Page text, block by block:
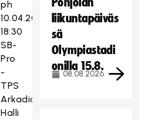
ph
10.04.2019
18:30
SB-
Pro
-
TPS
Arkadia
Halli
liikuntapäiväs
sä
Olympiastadi
onilla 15.8.
08.08.2026